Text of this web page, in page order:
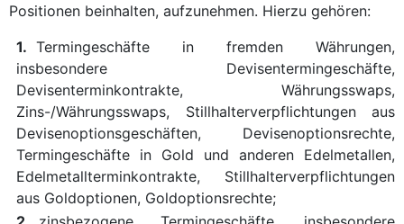
Positionen beinhalten, aufzunehmen. Hierzu gehören:
1. Termingeschäfte in fremden Währungen,
insbesondere Devisentermingeschäfte,
Devisenterminkontrakte, Währungsswaps,
Zins-/Währungsswaps, Stillhalterverpflichtungen aus
Devisenoptionsgeschäften, Devisenoptionsrechte,
Termingeschäfte in Gold und anderen Edelmetallen,
Edelmetallterminkontrakte, Stillhalterverpflichtungen
aus Goldoptionen, Goldoptionsrechte;